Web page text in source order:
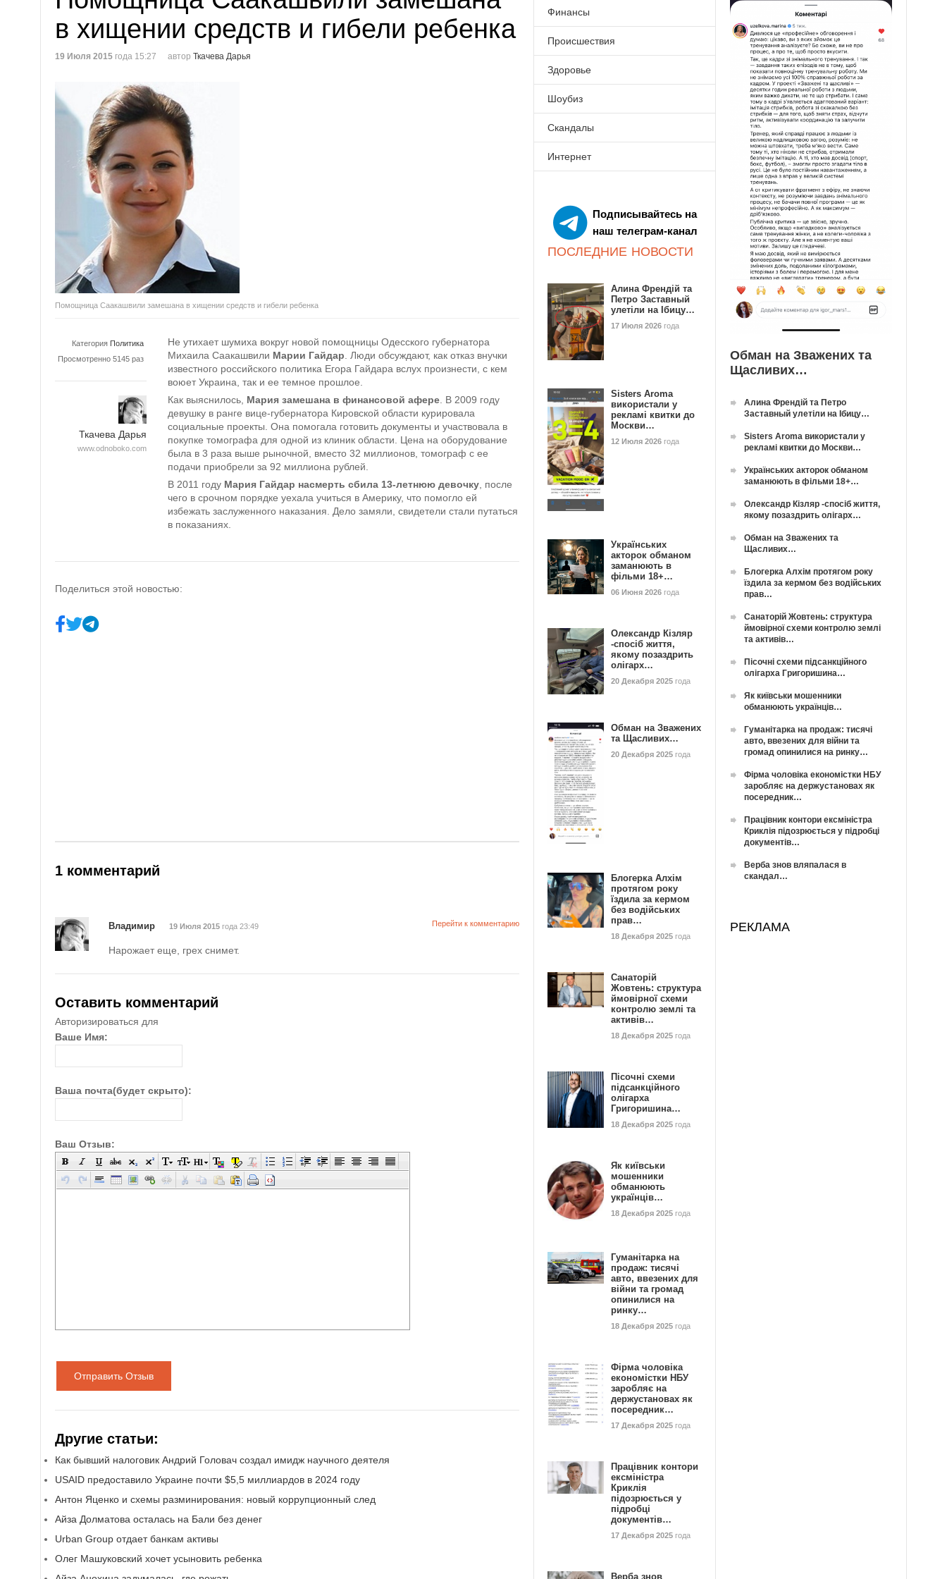
в хищении средств и гибели ребенка
19 Июля 2015 года 15:27 автор Ткачева Дарья
Помощница Саакашвили замешана в хищении средств и гибели ребенка
Категория Политика
Просмотренно 5145 раз
Ткачева Дарья
www.odnoboko.com
Не утихает шумиха вокруг новой помощницы Одесского губернатора
Михаила Саакашвили Марии Гайдар . Люди обсуждают, как отказ внучки
известного российского политика Егора Гайдара вслух произнести, с кем
воюет Украина, так и ее темное прошлое.
Как выяснилось, Мария замешана в финансовой афере . В 2009 году
девушку в ранге вице-губернатора Кировской области курировала
социальные проекты. Она помогала готовить документы и участвовала в
покупке томографа для одной из клиник области. Цена на оборудование
была в 3 раза выше рыночной, вместо 32 миллионов, томограф с ее
подачи приобрели за 92 миллиона рублей.
В 2011 году Мария Гайдар насмерть сбила 13-летнюю девочку , после
чего в срочном порядке уехала учиться в Америку, что помогло ей
избежать заслуженного наказания. Дело замяли, свидетели стали путаться
в показаниях.
Поделиться этой новостью:
1 комментарий
Владимир 19 Июля 2015 года 23:49 Перейти к комментарию
Нарожает еще, грех снимет.
Оставить комментарий
Авторизироваться для
Ваше Имя:
Ваша почта(будет скрыто):
Ваш Отзыв:
Отправить Отзыв
Другие статьи:
Как бывший налоговик Андрий Головач создал имидж научного деятеля
USAID предоставило Украине почти $5,5 миллиардов в 2024 году
Антон Яценко и схемы разминирования: новый коррупционный след
Айза Долматова осталась на Бали без денег
Urban Group отдает банкам активы
Олег Машуковский хочет усыновить ребенка
Финансы
Происшествия
Здоровье
Шоубиз
Скандалы
Интернет
Подписывайтесь на
наш телеграм-канал
ПОСЛЕДНИЕ НОВОСТИ
Алина Френдій та
Петро Заставный
улетіли на Ібицу…
17 Июля 2026 года
Sisters Aroma
використали у
рекламі квитки до
Москви…
12 Июля 2026 года
Українських
акторок обманом
заманюють в
фільми 18+…
06 Июня 2026 года
Олександр Кізляр
-спосіб життя,
якому позаздрить
олігарх…
20 Декабря 2025 года
Обман на Зважених
та Щасливих…
20 Декабря 2025 года
Блогерка Алхім
протягом року
їздила за кермом
без водійських
прав…
18 Декабря 2025 года
Санаторій
Жовтень: структура
ймовірної схеми
контролю землі та
активів…
18 Декабря 2025 года
Пісочні схеми
підсанкційного
олігарха
Григоришина…
18 Декабря 2025 года
Як київськи
мошенники
обманюють
українців…
18 Декабря 2025 года
Гуманітарка на
продаж: тисячі
авто, ввезених для
війни та громад
опинилися на
ринку…
18 Декабря 2025 года
Фірма чоловіка
економістки НБУ
заробляє на
держустановах як
посередник…
17 Декабря 2025 года
Працівник контори
ексміністра
Криклія
підозрюється у
підробці
документів…
17 Декабря 2025 года
Верба знов
Обман на Зважених та
Щасливих…
Алина Френдій та Петро
Заставный улетіли на Ібицу…
Sisters Aroma використали у
рекламі квитки до Москви…
Українських акторок обманом
заманюють в фільми 18+…
Олександр Кізляр -спосіб життя,
якому позаздрить олігарх…
Обман на Зважених та
Щасливих…
Блогерка Алхім протягом року
їздила за кермом без водійських
прав…
Санаторій Жовтень: структура
ймовірної схеми контролю землі
та активів…
Пісочні схеми підсанкційного
олігарха Григоришина…
Як київськи мошенники
обманюють українців…
Гуманітарка на продаж: тисячі
авто, ввезених для війни та
громад опинилися на ринку…
Фірма чоловіка економістки НБУ
заробляє на держустановах як
посередник…
Працівник контори ексміністра
Криклія підозрюється у підробці
документів…
Верба знов вляпалася в
скандал…
РЕКЛАМА